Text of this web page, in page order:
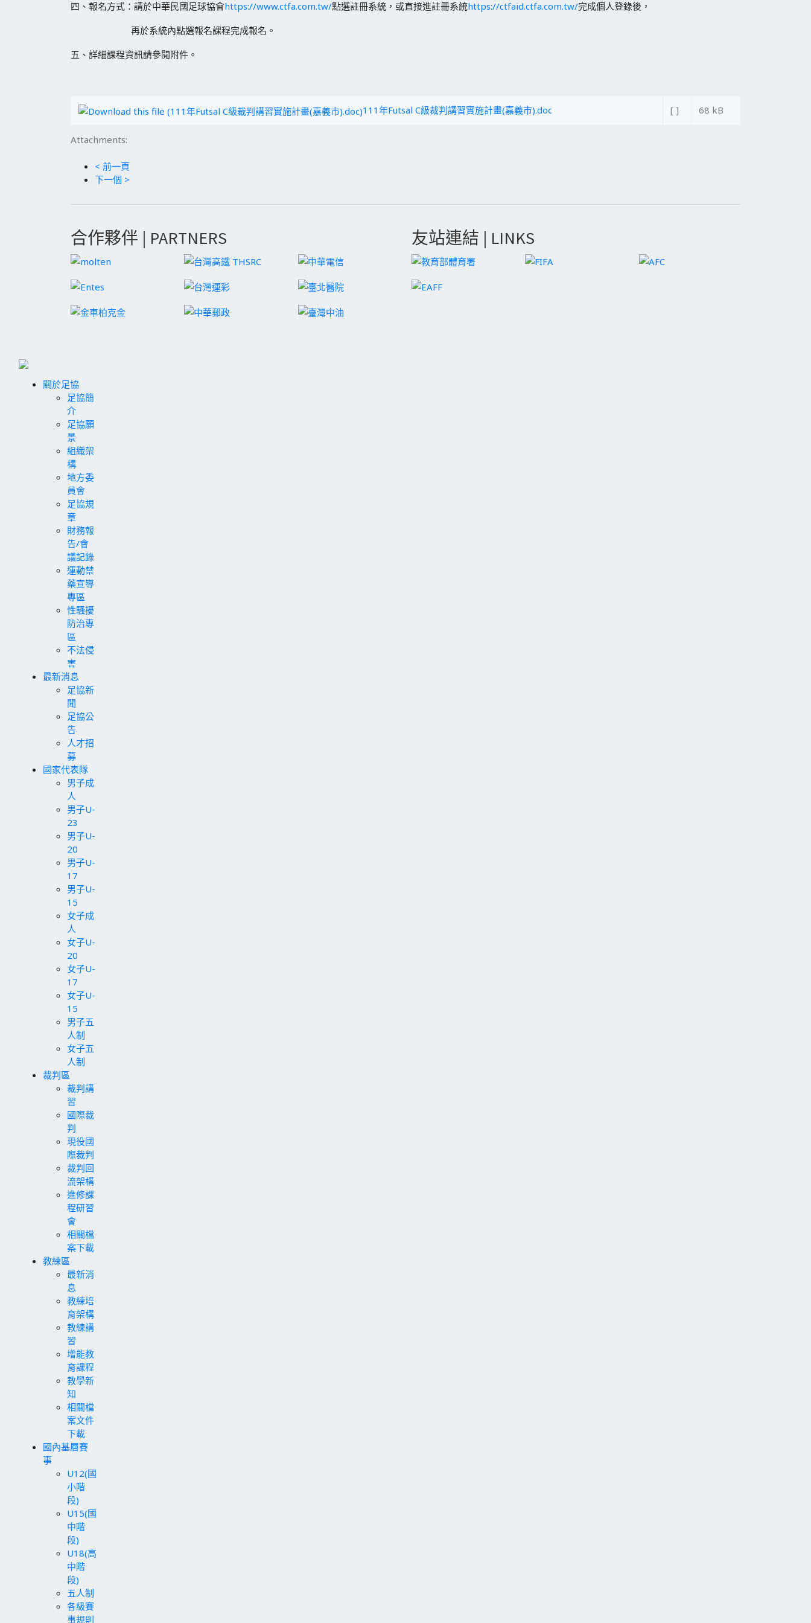
四、報名方式：請於中華民國足球協會https://www.ctfa.com.tw/點選註冊系統，或直接進註冊系統https://ctfaid.ctfa.com.tw/完成個人登錄後，
再於系統內點選報名課程完成報名。
五、詳細課程資訊請參閱附件。
Attachments:
111年Futsal C級裁判講習實施計畫(嘉義市).doc [ ] 68 kB
< 前一頁
下一個 >
合作夥伴 | PARTNERS 友站連結 | LINKS
關於足協
足協簡
介
足協願
景
組織架
構
地方委
員會
足協規
章
財務報
告/會
議記錄
運動禁
藥宣導
專區
性騷擾
防治專
區
不法侵
害
最新消息
足協新
聞
足協公
告
人才招
募
國家代表隊
男子成
人
男子U-
23
男子U-
20
男子U-
17
男子U-
15
女子成
人
女子U-
20
女子U-
17
女子U-
15
男子五
人制
女子五
人制
裁判區
裁判講
習
國際裁
判
現役國
際裁判
裁判回
流架構
進修課
程研習
會
相關檔
案下載
教練區
最新消
息
教練培
育架構
教練講
習
增能教
育課程
教學新
知
相關檔
案文件
下載
國內基層賽
事
U12(國
小階
段)
U15(國
中階
段)
U18(高
中階
段)
五人制
各級賽
事規則